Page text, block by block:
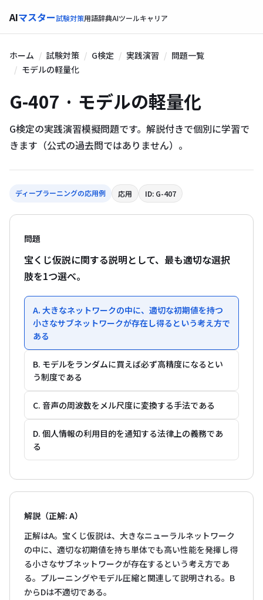
AIマスター試験対策用語辞典AIツールキャリア
ホーム 試験対策 G検定 実践演習
問題一覧
モデルの軽量化
G-407 · モデルの軽量化
G検定の実践演習模擬問題です。解説付きで個別に学習で
きます（公式の過去問ではありません）。
ディープラーニングの応用例 応用 ID: G-407
問題
宝くじ仮説に関する説明として、最も適切な選択
肢を1つ選べ。
A. 大きなネットワークの中に、適切な初期値を持つ
小さなサブネットワークが存在し得るという考え方で
ある
B. モデルをランダムに買えば必ず高精度になるとい
う制度である
C. 音声の周波数をメル尺度に変換する手法である
D. 個人情報の利用目的を通知する法律上の義務であ
る
解説（正解: A）
正解はA。宝くじ仮説は、大きなニューラルネットワーク
の中に、適切な初期値を持ち単体でも高い性能を発揮し得
る小さなサブネットワークが存在するという考え方であ
る。プルーニングやモデル圧縮と関連して説明される。B
からDは不適切である。